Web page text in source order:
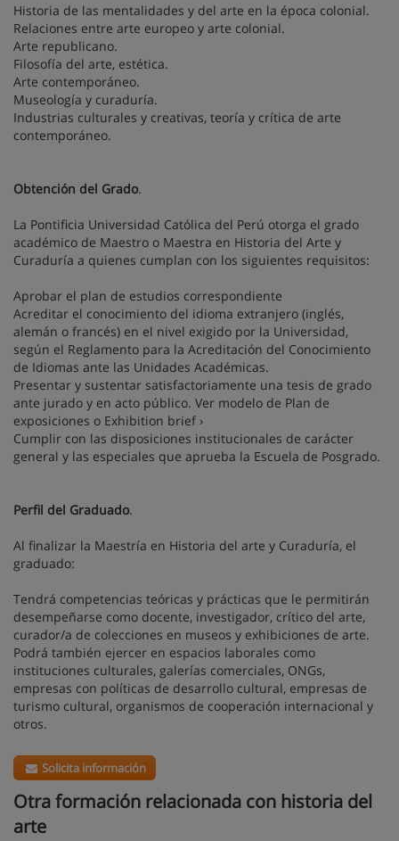
Historia de las mentalidades y del arte en la época colonial.
Relaciones entre arte europeo y arte colonial.
Arte republicano.
Filosofía del arte, estética.
Arte contemporáneo.
Museología y curaduría.
Industrias culturales y creativas, teoría y crítica de arte
contemporáneo.
Obtención del Grado.
La Pontificia Universidad Católica del Perú otorga el grado
académico de Maestro o Maestra en Historia del Arte y
Curaduría a quienes cumplan con los siguientes requisitos:
Aprobar el plan de estudios correspondiente
Acreditar el conocimiento del idioma extranjero (inglés,
alemán o francés) en el nivel exigido por la Universidad,
según el Reglamento para la Acreditación del Conocimiento
de Idiomas ante las Unidades Académicas.
Presentar y sustentar satisfactoriamente una tesis de grado
ante jurado y en acto público. Ver modelo de Plan de
exposiciones o Exhibition brief ›
Cumplir con las disposiciones institucionales de carácter
general y las especiales que aprueba la Escuela de Posgrado.
Perfil del Graduado.
Al finalizar la Maestría en Historia del arte y Curaduría, el
graduado:
Tendrá competencias teóricas y prácticas que le permitirán
desempeñarse como docente, investigador, crítico del arte,
curador/a de colecciones en museos y exhibiciones de arte.
Podrá también ejercer en espacios laborales como
instituciones culturales, galerías comerciales, ONGs,
empresas con políticas de desarrollo cultural, empresas de
turismo cultural, organismos de cooperación internacional y
otros.
Solicita información
Otra formación relacionada con historia del
arte